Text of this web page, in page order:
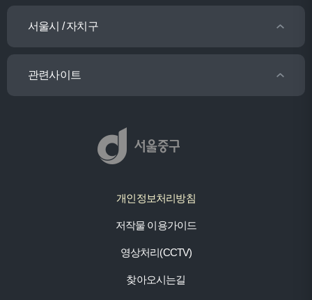
서울시 / 자치구
관련사이트
개인정보처리방침
저작물 이용가이드
영상처리(CCTV)
찾아오시는길